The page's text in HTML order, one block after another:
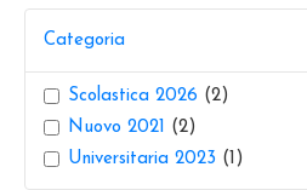
Categoria
Scolastica 2026 (2)
Nuovo 2021 (2)
Universitaria 2023 (1)